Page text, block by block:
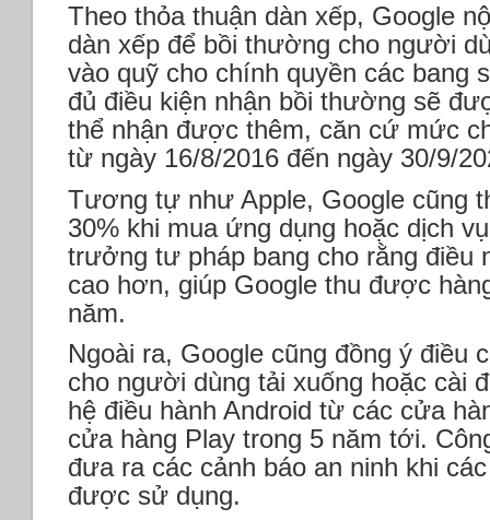
Theo thỏa thuận dàn xếp, Google
dàn xếp để bồi thường cho người
vào quỹ cho chính quyền các bang
đủ điều kiện nhận bồi thường sẽ
thể nhận được thêm, căn cứ mức
từ ngày 16/8/2016 đến ngày 30/9/
Tương tự như Apple, Google cũng
30% khi mua ứng dụng hoặc dịch
trưởng tư pháp bang cho rằng điều
cao hơn, giúp Google thu được
năm.
Ngoài ra, Google cũng đồng ý điều
cho người dùng tải xuống hoặc cài
hệ điều hành Android từ các cửa
cửa hàng Play trong 5 năm tới.
đưa ra các cảnh báo an ninh khi
được sử dụng.